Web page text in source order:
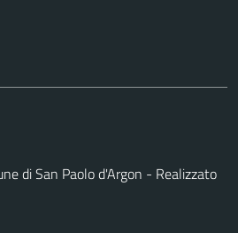
di San Paolo d'Argon - Realizzato